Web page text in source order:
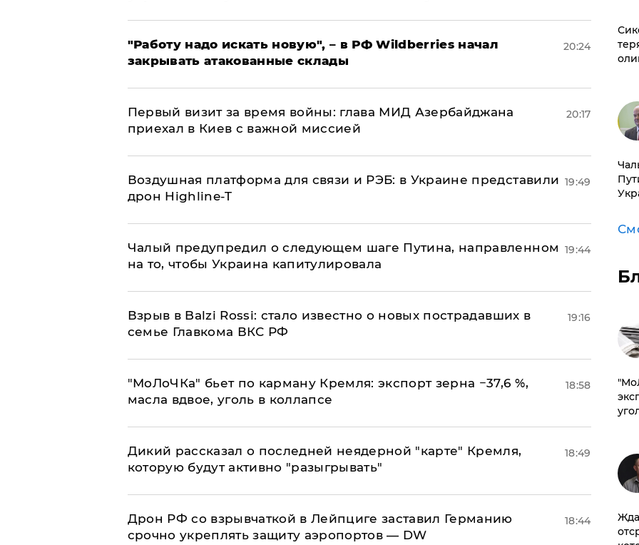
"Работу надо искать новую", – в РФ Wildberries начал
закрывать атакованные склады
20:24
Первый визит за время войны: глава МИД Азербайджана
приехал в Киев с важной миссией
20:17
Воздушная платформа для связи и РЭБ: в Украине представили
дрон Highline-T
19:49
Чалый предупредил о следующем шаге Путина, направленном
на то, чтобы Украина капитулировала
19:44
Взрыв в Balzi Rossi: стало известно о новых пострадавших в
семье Главкома ВКС РФ
19:16
​"МоЛоЧКа" бьет по карману Кремля: экспорт зерна −37,6 %,
масла вдвое, уголь в коллапсе
18:58
Дикий рассказал о последней неядерной "карте" Кремля,
которую будут активно "разыгрывать"
18:49
​Дрон РФ со взрывчаткой в Лейпциге заставил Германию
срочно укреплять защиту аэропортов — DW
18:44